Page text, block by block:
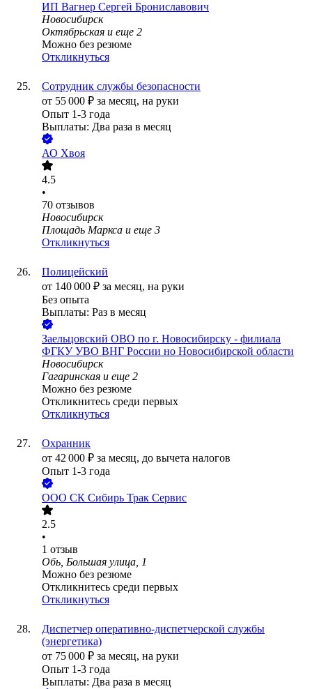
ИП Вагнер Сергей Брониславович
Новосибирск
Октябрьская и еще 2
Можно без резюме
Откликнуться
Сотрудник службы безопасности
от 55 000 ₽ за месяц, на руки
Опыт 1-3 года
Выплаты: Два раза в месяц
АО Хвоя
4.5
•
70 отзывов
Новосибирск
Площадь Маркса и еще 3
Откликнуться
Полицейский
от 140 000 ₽ за месяц, на руки
Без опыта
Выплаты: Раз в месяц
Заельцовский ОВО по г. Новосибирску - филиала
ФГКУ УВО ВНГ России но Новосибирской области
Новосибирск
Гагаринская и еще 2
Можно без резюме
Откликнитесь среди первых
Откликнуться
Охранник
от 42 000 ₽ за месяц, до вычета налогов
Опыт 1-3 года
ООО СК Сибирь Трак Сервис
2.5
•
1 отзыв
Обь, Большая улица, 1
Можно без резюме
Откликнитесь среди первых
Откликнуться
Диспетчер оперативно-диспетчерской службы
(энергетика)
от 75 000 ₽ за месяц, на руки
Опыт 1-3 года
Выплаты: Два раза в месяц